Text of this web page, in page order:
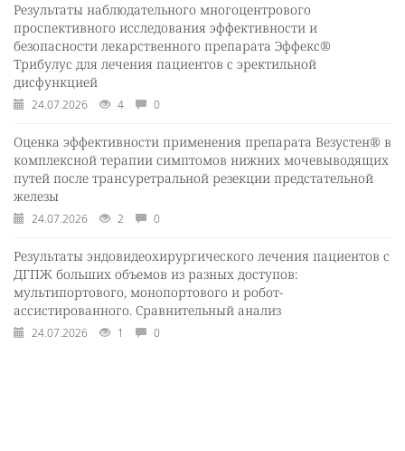
Результаты наблюдательного многоцентрового
проспективного исследования эффективности и
безопасности лекарственного препарата Эффекс®
Трибулус для лечения пациентов с эректильной
дисфункцией
24.07.2026 4 0
Оценка эффективности применения препарата Везустен® в
комплексной терапии симптомов нижних мочевыводящих
путей после трансуретральной резекции предстательной
железы
24.07.2026 2 0
Результаты эндовидеохирургического лечения пациентов с
ДГПЖ больших объемов из разных доступов:
мультипортового, монопортового и робот-
ассистированного. Сравнительный анализ
24.07.2026 1 0